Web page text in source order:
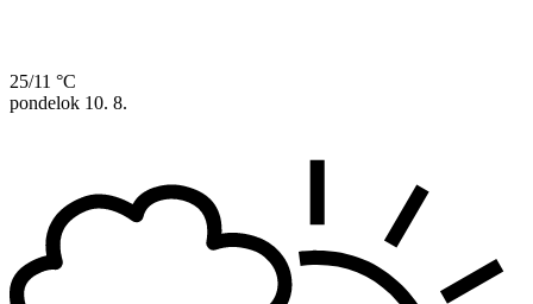
25/11 °C
pondelok 10. 8.